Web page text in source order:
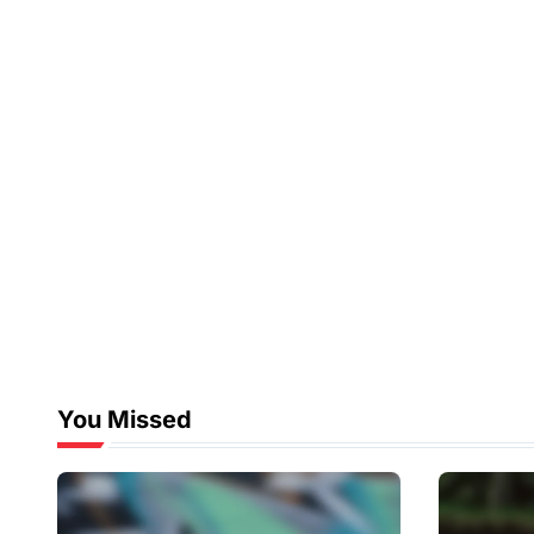
You Missed